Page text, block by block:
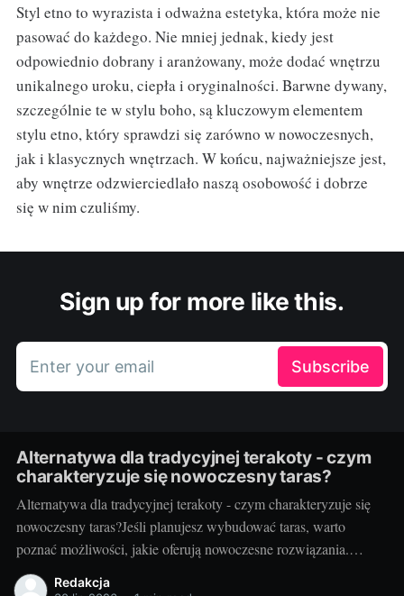
Styl etno to wyrazista i odważna estetyka, która może nie
pasować do każdego. Nie mniej jednak, kiedy jest
odpowiednio dobrany i aranżowany, może dodać wnętrzu
unikalnego uroku, ciepła i oryginalności. Barwne dywany,
szczególnie te w stylu boho, są kluczowym elementem
stylu etno, który sprawdzi się zarówno w nowoczesnych,
jak i klasycznych wnętrzach. W końcu, najważniejsze jest,
aby wnętrze odzwierciedlało naszą osobowość i dobrze
się w nim czuliśmy.
Sign up for more like this.
Enter your email Subscribe
Alternatywa dla tradycyjnej terakoty - czym
charakteryzuje się nowoczesny taras?
Alternatywa dla tradycyjnej terakoty - czym charakteryzuje się
nowoczesny taras?Jeśli planujesz wybudować taras, warto
poznać możliwości, jakie oferują nowoczesne rozwiązania.
Można przecież zdecydować się na coś więcej niż tylko
Redakcja